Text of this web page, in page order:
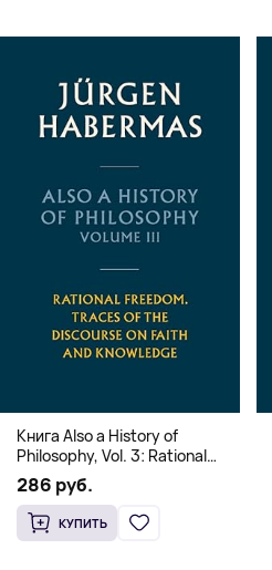
Книга Also a History of
Philosophy, Vol. 3: Rational
Freedom. Traces of the
Discourse on Faith and
Knowledge (Твердый
переплет)
286 руб.
КУПИТЬ